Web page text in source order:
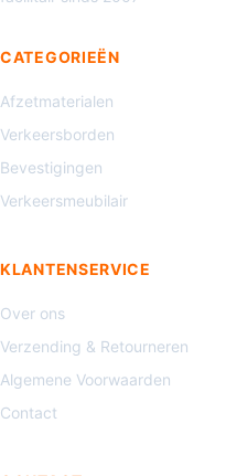
CATEGORIEËN
Afzetmaterialen
Verkeersborden
Bevestigingen
Verkeersmeubilair
KLANTENSERVICE
Over ons
Verzending & Retourneren
Algemene Voorwaarden
Contact